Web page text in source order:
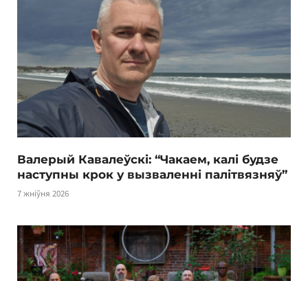
Валерый Кавалеўскі: “Чакаем, калі будзе
наступны крок у вызваленні палітвязняў”
7 жніўня 2026